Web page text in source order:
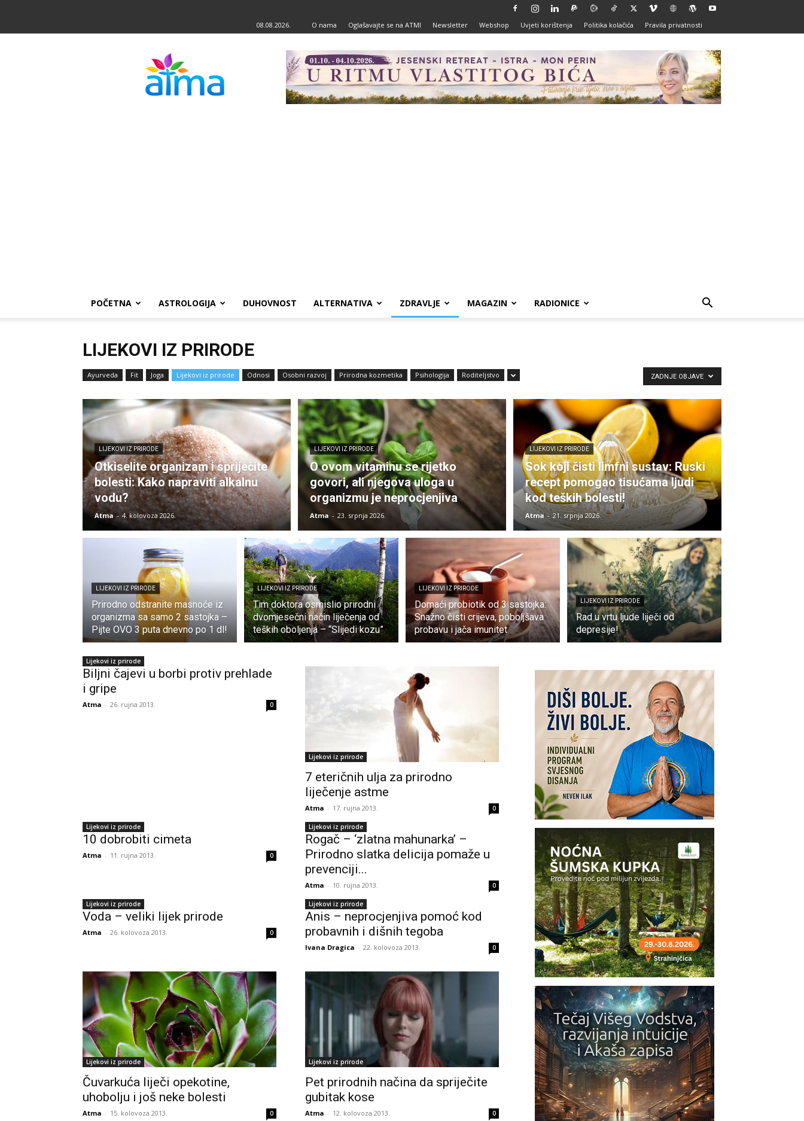
08.08.2026. O nama Oglašavajte se na ATMI Newsletter Webshop Uvjeti korištenja Politika kolačića Pravila privatnosti
POČETNA ASTROLOGIJA DUHOVNOST ALTERNATIVA ZDRAVLJE MAGAZIN RADIONICE
LIJEKOVI IZ PRIRODE
Ayurveda Fit Joga Lijekovi iz prirode Odnosi Osobni razvoj Prirodna kozmetika Psihologija Roditeljstvo ZADNJE OBJAVE
LIJEKOVI IZ PRIRODE
Otkiselite organizam i spriječite
bolesti: Kako napraviti alkalnu
vodu?
Atma - 4. kolovoza 2026.
LIJEKOVI IZ PRIRODE
O ovom vitaminu se rijetko
govori, ali njegova uloga u
organizmu je neprocjenjiva
Atma - 23. srpnja 2026.
LIJEKOVI IZ PRIRODE
Sok koji čisti limfni sustav: Ruski
recept pomogao tisućama ljudi
kod teških bolesti!
Atma - 21. srpnja 2026.
LIJEKOVI IZ PRIRODE
Prirodno odstranite masnoće iz
organizma sa samo 2 sastojka –
Pijte OVO 3 puta dnevno po 1 dl!
LIJEKOVI IZ PRIRODE
Tim doktora osmislio prirodni
dvomjesečni način liječenja od
teških oboljenja – “Slijedi kozu”
LIJEKOVI IZ PRIRODE
Domaći probiotik od 3 sastojka:
Snažno čisti crijeva, poboljšava
probavu i jača imunitet
LIJEKOVI IZ PRIRODE
Rad u vrtu ljude liječi od
depresije!
Lijekovi iz prirode
Biljni čajevi u borbi protiv prehlade
i gripe
Atma - 26. rujna 2013. 0
Lijekovi iz prirode
7 eteričnih ulja za prirodno
liječenje astme
Atma - 17. rujna 2013. 0
Lijekovi iz prirode
10 dobrobiti cimeta
Atma - 11. rujna 2013. 0
Lijekovi iz prirode
Rogač – ‘zlatna mahunarka’ –
Prirodno slatka delicija pomaže u
prevenciji...
Atma - 10. rujna 2013. 0
Lijekovi iz prirode
Voda – veliki lijek prirode
Atma - 26. kolovoza 2013. 0
Lijekovi iz prirode
Anis – neprocjenjiva pomoć kod
probavnih i dišnih tegoba
Ivana Dragica - 22. kolovoza 2013. 0
Lijekovi iz prirode
Čuvarkuća liječi opekotine,
uhobolju i još neke bolesti
Atma - 15. kolovoza 2013. 0
Lijekovi iz prirode
Pet prirodnih načina da spriječite
gubitak kose
Atma - 12. kolovoza 2013. 0